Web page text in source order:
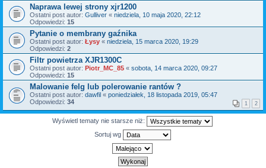
Naprawa lewej strony xjr1200
Ostatni post autor: Gulliver « niedziela, 10 maja 2020, 22:12
Odpowiedzi: 15
Pytanie o membrany gaźnika
Ostatni post autor: Łysy « niedziela, 15 marca 2020, 19:29
Odpowiedzi: 2
Filtr powietrza XJR1300C
Ostatni post autor: Piotr_MC_85 « sobota, 14 marca 2020, 09:27
Odpowiedzi: 15
Malowanie felg lub polerowanie rantów ?
Ostatni post autor: dawfil « poniedziałek, 18 listopada 2019, 05:47
Odpowiedzi: 34 1 2
Wyświetl tematy nie starsze niż:
Sortuj wg